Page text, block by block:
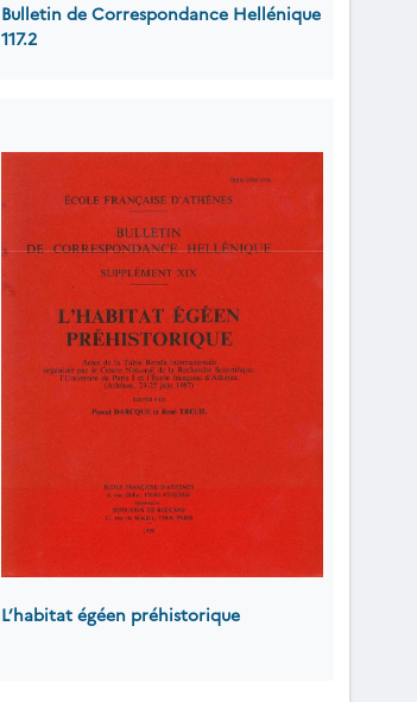
Bulletin de Correspondance Hellénique
117.2
L’habitat égéen préhistorique